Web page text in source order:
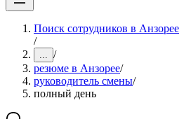
Поиск сотрудников в Анзорее
/
... /
резюме в Анзорее/
руководитель смены/
полный день